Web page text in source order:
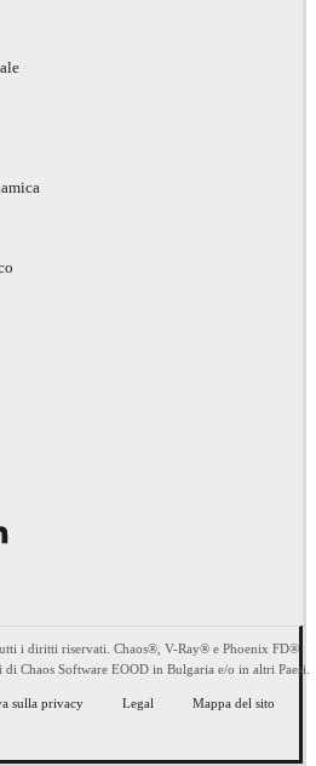
i diritti riservati. Chaos®, V-Ray® e Phoenix FD®
Chaos Software EOOD in Bulgaria e/o in altri Paesi.
sulla privacy Legal Mappa del sito